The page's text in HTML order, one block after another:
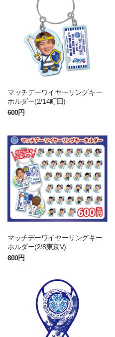
マッチデーワイヤーリングキー
ホルダー(2/14町田)
600円
マッチデーワイヤーリングキー
ホルダー(2/8東京V)
600円